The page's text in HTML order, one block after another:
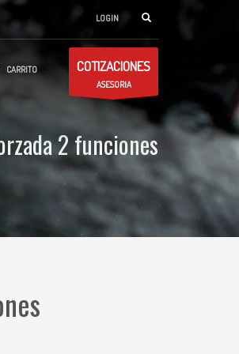
LOGIN
CARRITO COTIZACIONES
ASESORIA
2 funciones